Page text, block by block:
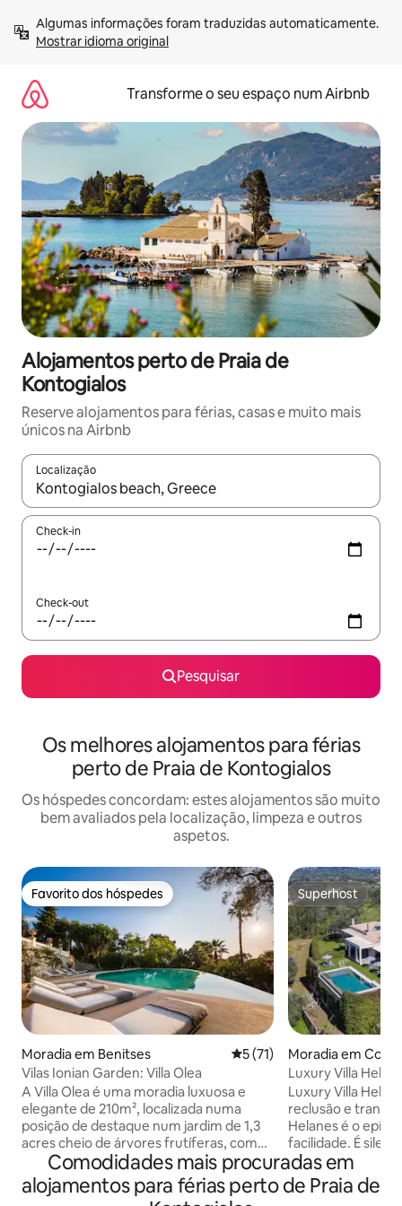
para
Mostrar idioma original
Transforme o seu espaço num Airbnb
Alojamentos perto de Praia de
Kontogialos
Reserve alojamentos para férias, casas e muito mais
únicos na Airbnb
Localização
Quando os resultados estiverem disponíveis, navegue com
Check-in
Check-out
Pesquisar
Os melhores alojamentos para férias
perto de Praia de Kontogialos
Os hóspedes concordam: estes alojamentos são muito
bem avaliados pela localização, limpeza e outros
aspetos.
Favorito dos hóspedes
Favorito dos hóspedes
Moradia em Benitses Classificação média de 5
5 (71)
Vilas Ionian Garden: Villa Olea
A Villa Olea é uma moradia luxuosa e
elegante de 210m², localizada numa
posição de destaque num jardim de 1,3
acres cheio de árvores frutíferas, com
vista para o mar, com um terraço de
350m² pavimentado em pedra que se
estende em frente a ela, um jardim
Superhost
Superhost
Moradia em Corfu
Luxury Villa
Luxury Villa
reclusão e tranquilidade. A
Helanes é o
facilidade. É
isolada,
acessível a todos
em Corfu.
Comodidades mais procuradas em
alojamentos para férias perto de Praia de